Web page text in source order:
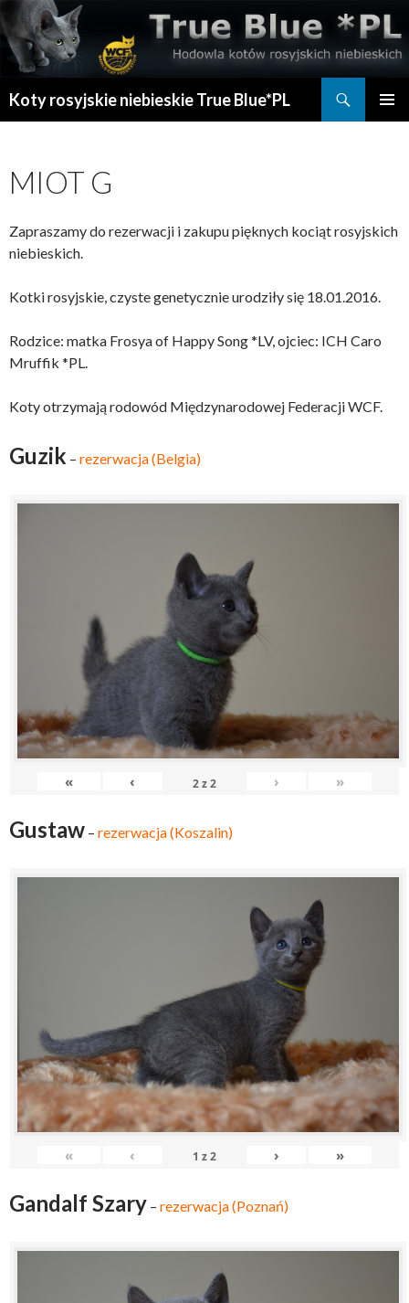
Koty rosyjskie niebieskie True Blue*PL
MIOT G
Zapraszamy do rezerwacji i zakupu pięknych kociąt rosyjskich
niebieskich.
Kotki rosyjskie, czyste genetycznie urodziły się 18.01.2016.
Rodzice: matka Frosya of Happy Song *LV, ojciec: ICH Caro
Mruffik *PL.
Koty otrzymają rodowód Międzynarodowej Federacji WCF.
Guzik – rezerwacja (Belgia)
« ‹ 2z2 › »
Gustaw – rezerwacja (Koszalin)
« ‹ 1 z2 › »
Gandalf Szary – rezerwacja (Poznań)